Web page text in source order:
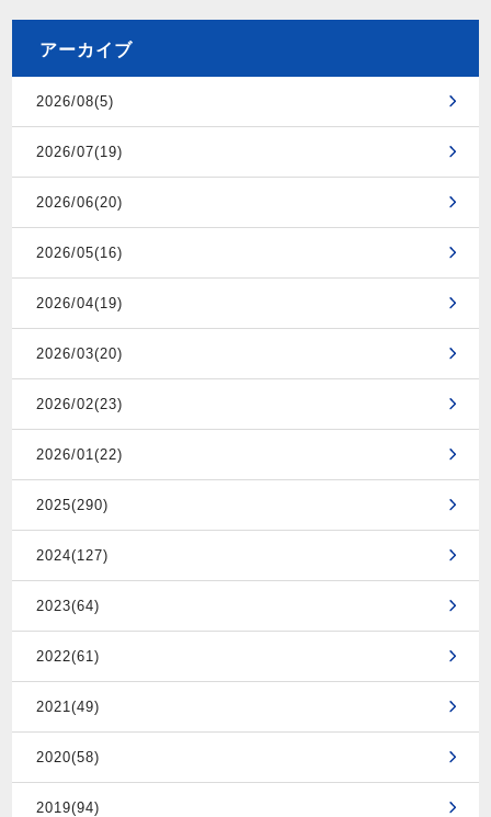
アーカイブ
2026/08(5)
2026/07(19)
2026/06(20)
2026/05(16)
2026/04(19)
2026/03(20)
2026/02(23)
2026/01(22)
2025(290)
2024(127)
2023(64)
2022(61)
2021(49)
2020(58)
2019(94)